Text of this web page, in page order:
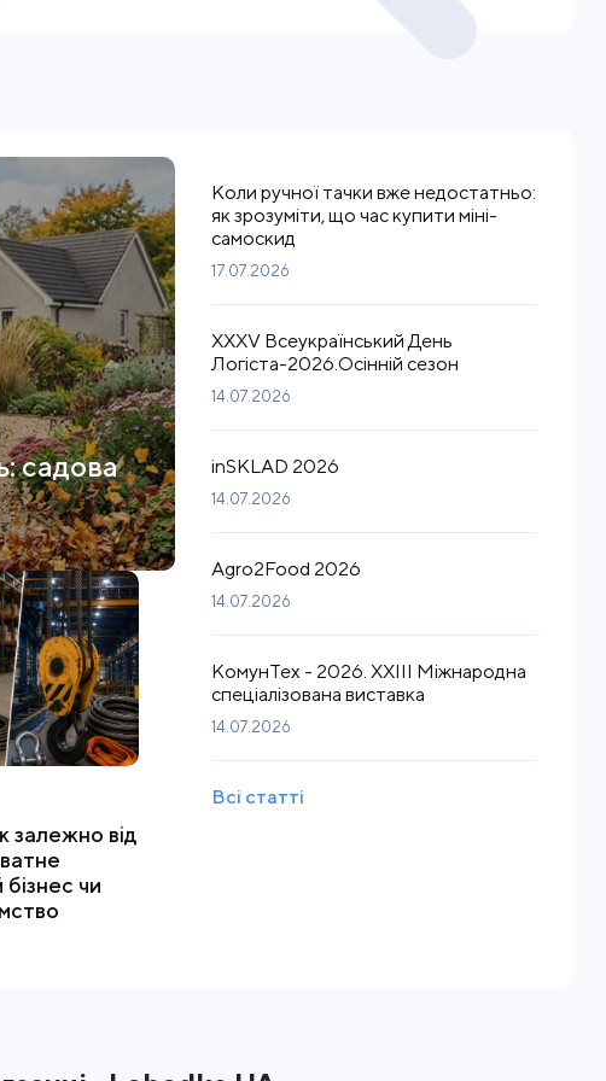
садова
залежно від
чи
Коли ручної тачки вже недостатньо:
як зрозуміти, що час купити міні-
самоскид
17.07.2026
XXXV Всеукраїнський День
Логіста-2026.Осінній сезон
14.07.2026
inSKLAD 2026
14.07.2026
Agro2Food 2026
14.07.2026
КомунТех - 2026. XXIII Міжнародна
спеціалізована виставка
14.07.2026
Всі статті